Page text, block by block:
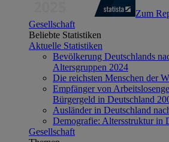
Zum
Gesellschaft
Beliebte Statistiken
Aktuelle Statistiken
Bevölkerung Deutschlands
Altersgruppen 2024
Die reichsten Menschen der
Empfänger von
Bürgergeld in Deutschland
Ausländer in Deutschland
Demografie: Altersstruktur in
Gesellschaft